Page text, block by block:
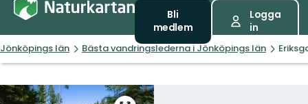
Bli
medlem
Logga
in
Jönköpings län Bästa vandringslederna i Jönköpings län